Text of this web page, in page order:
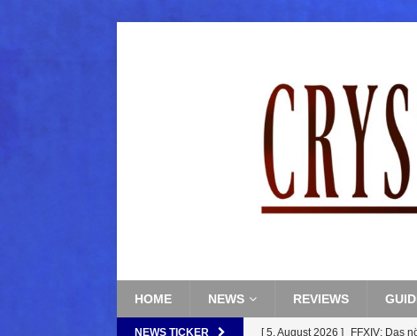
HOME NEWS REVIEWS
NEWS TICKER [ 5. August 2026 ] FFXIV: Das